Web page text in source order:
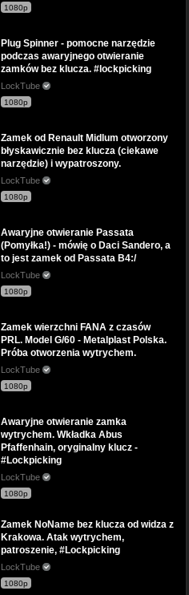
1080p
Plug Spinner - pomocne narzędzie
podczas awaryjnego otwieranie
zamków bez klucza. #lockpicking
LockTube
1080p
Zamek od Renault Midlum otworzony
błyskawicznie bez klucza (ciekawe
narzędzie) i wypatroszony.
LockTube
1080p
Awaryjne otwieranie Passata
(Pomyłka!) - mówię o Daci Sandero, a
to jest zamek od Passata B4:/
LockTube
1080p
Zamek wierzchni FANA z czasów
PRL. Model G/60 - Metalplast Polska.
Próba otworzenia wytrychem.
LockTube
1080p
Awaryjne otwieranie zamka
wytrychem. Wkładka Abus
Pfaffenhain, oryginalny klucz -
#Lockpicking
LockTube
1080p
Zamek NoName bez klucza od widza z
Krakowa. Atak wytrychem,
patroszenie, #Lockpicking
LockTube
1080p